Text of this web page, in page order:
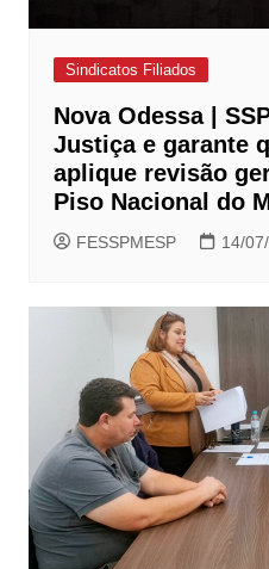
Sindicatos Filiados
Nova Odessa |
Justiça e garante
aplique revisão
Piso Nacional do
FESSPMESP 14/